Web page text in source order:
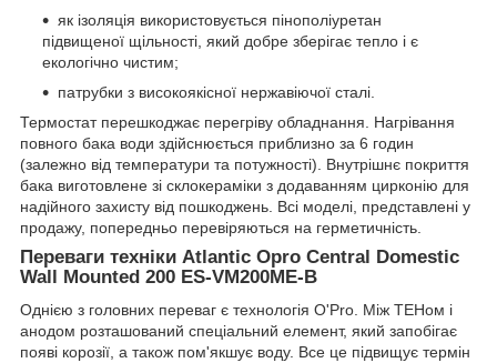
як ізоляція використовується пінополіуретан
підвищеної щільності, який добре зберігає тепло і є
екологічно чистим;
патрубки з високоякісної нержавіючої сталі.
Термостат перешкоджає перегріву обладнання. Нагрівання
повного бака води здійснюється приблизно за 6 годин
(залежно від температури та потужності). Внутрішнє покриття
бака виготовлене зі склокераміки з додаванням цирконію для
надійного захисту від пошкоджень. Всі моделі, представлені у
продажу, попередньо перевіряються на герметичність.
Переваги техніки Atlantic Opro Central Domestic
Wall Mounted 200 ES-VM200ME-B
Однією з головних переваг є технологія O'Pro. Між ТЕНом і
анодом розташований спеціальний елемент, який запобігає
появі корозії, а також пом'якшує воду. Все це підвищує термін